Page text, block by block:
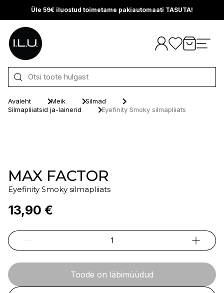
Üle 59€ iluostud toimetame pakiautomaati TASUTA!
Otse sisu juurde
Avaleht Meik
Silmad
Silmapliiatsid ja-lainerid
Eyefinity Smoky silmapliiats
MAX FACTOR
Eyefinity Smoky silmapliiats
13,90 €
Toode on läbimüüdud